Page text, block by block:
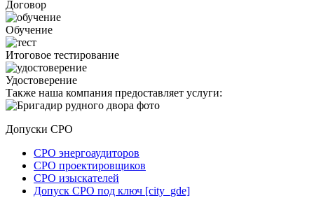
Договор
Обучение
Итоговое тестирование
Удостоверение
Также наша компания предоставляет услуги:
Допуски СРО
СРО энергоаудиторов
СРО проектировщиков
СРО изыскателей
Допуск СРО под ключ [city_gde]